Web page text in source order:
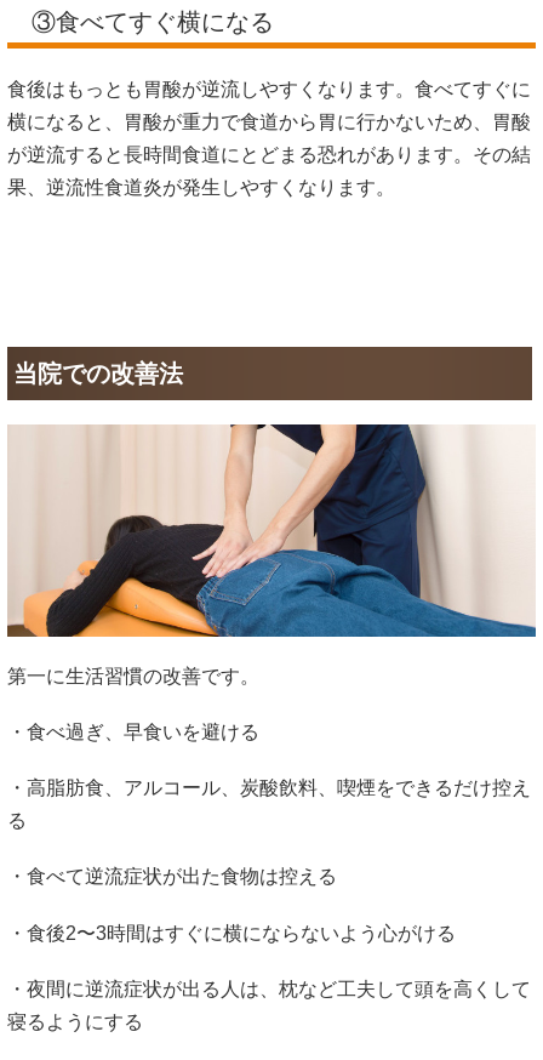
③食べてすぐ横になる
食後はもっとも胃酸が逆流しやすくなります。食べてすぐに
横になると、胃酸が重力で食道から胃に行かないため、胃酸
が逆流すると長時間食道にとどまる恐れがあります。その結
果、逆流性食道炎が発生しやすくなります。
当院での改善法
第一に生活習慣の改善です。
・食べ過ぎ、早食いを避ける
・高脂肪食、アルコール、炭酸飲料、喫煙をできるだけ控え
る
・食べて逆流症状が出た食物は控える
・食後2〜3時間はすぐに横にならないよう心がける
・夜間に逆流症状が出る人は、枕など工夫して頭を高くして
寝るようにする